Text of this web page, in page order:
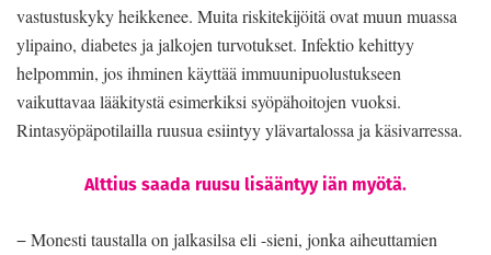
vastustuskyky heikkenee. Muita riskitekijöitä ovat muun muassa
ylipaino, diabetes ja jalkojen turvotukset. Infektio kehittyy
helpommin, jos ihminen käyttää immuunipuolustukseen
vaikuttavaa lääkitystä esimerkiksi syöpähoitojen vuoksi.
Rintasyöpäpotilailla ruusua esiintyy ylävartalossa ja käsivarressa.
Alttius saada ruusu lisääntyy iän myötä.
− Monesti taustalla on jalkasilsa eli -sieni, jonka aiheuttamien